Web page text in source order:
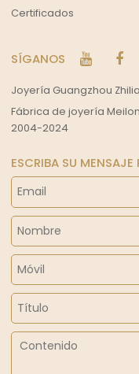
Certificados
SÍGANOS
Joyería Guangzhou
Fábrica de joyería
2004-2024
ESCRIBA SU MENSAJE